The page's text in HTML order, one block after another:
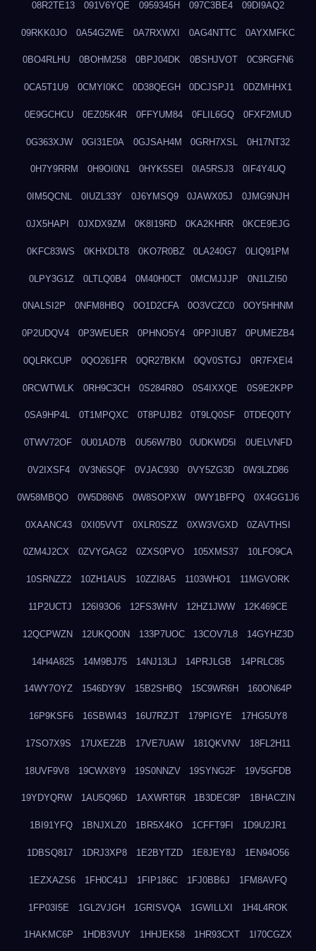
08R2TE13 091V6YQE 0959345H 097C3BE4 09DI9AQ2
09RKK0JO 0A54G2WE 0A7RXWXI 0AG4NTTC 0AYXMFKC
0BO4RLHU 0BOHM258 0BPJ04DK 0BSHJVOT 0C9RGFN6
0CA5T1U9 0CMYI0KC 0D38QEGH 0DCJSPJ1 0DZMHHX1
0E9GCHCU 0EZ05K4R 0FFYUM84 0FLIL6GQ 0FXF2MUD
0G363XJW 0GI31E0A 0GJSAH4M 0GRH7XSL 0H17NT32
0H7Y9RRM 0H9OI0N1 0HYK5SEI 0IA5RSJ3 0IF4Y4UQ
0IM5QCNL 0IUZL33Y 0J6YMSQ9 0JAWX05J 0JMG9NJH
0JX5HAPI 0JXDX9ZM 0K8I19RD 0KA2KHRR 0KCE9EJG
0KFC83WS 0KHXDLT8 0KO7R0BZ 0LA240G7 0LIQ91PM
0LPY3G1Z 0LTLQ0B4 0M40H0CT 0MCMJJJP 0N1LZI50
0NALSI2P 0NFM8HBQ 0O1D2CFA 0O3VCZC0 0OY5HHNM
0P2UDQV4 0P3WEUER 0PHNO5Y4 0PPJIUB7 0PUMEZB4
0QLRKCUP 0QO261FR 0QR27BKM 0QV0STGJ 0R7FXEI4
0RCWTWLK 0RH9C3CH 0S284R8O 0S4IXXQE 0S9E2KPP
0SA9HP4L 0T1MPQXC 0T8PUJB2 0T9LQ0SF 0TDEQ0TY
0TWV72OF 0U01AD7B 0U56W7B0 0UDKWD5I 0UELVNFD
0V2IXSF4 0V3N6SQF 0VJAC930 0VY5ZG3D 0W3LZD86
0W58MBQO 0W5D86N5 0W8SOPXW 0WY1BFPQ 0X4GG1J6
0XAANC43 0XI05VVT 0XLR0SZZ 0XW3VGXD 0ZAVTHSI
0ZM4J2CX 0ZVYGAG2 0ZXS0PVO 105XMS37 10LFO9CA
10SRNZZ2 10ZH1AUS 10ZZI8A5 1103WHO1 11MGVORK
11P2UCTJ 126I93O6 12FS3WHV 12HZ1JWW 12K469CE
12QCPWZN 12UKQO0N 133P7UOC 13COV7L8 14GYHZ3D
14H4A825 14M9BJ75 14NJ13LJ 14PRJLGB 14PRLC85
14WY7OYZ 1546DY9V 15B2SHBQ 15C9WR6H 160ON64P
16P9KSF6 16SBWI43 16U7RZJT 179PIGYE 17HG5UY8
17SO7X9S 17UXEZ2B 17VE7UAW 181QKVNV 18FL2H11
18UVF9V8 19CWX8Y9 19S0NNZV 19SYNG2F 19V5GFDB
19YDYQRW 1AU5Q96D 1AXWRT6R 1B3DEC8P 1BHACZIN
1BI91YFQ 1BNJXLZ0 1BR5X4KO 1CFFT9FI 1D9U2JR1
1DBSQ817 1DRJ3XP8 1E2BYTZD 1E8JEY8J 1EN94O56
1EZXAZS6 1FH0C41J 1FIP186C 1FJ0BB6J 1FM8AVFQ
1FP03I5E 1GL2VJGH 1GRISVQA 1GWILLXI 1H4L4ROK
1HAKMC6P 1HDB3VUY 1HHJEK58 1HR93CXT 1I70CGZX